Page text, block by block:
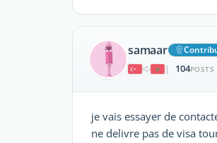
samaar
|
104POSTS
je vais essayer de
ne delivre pas de visa